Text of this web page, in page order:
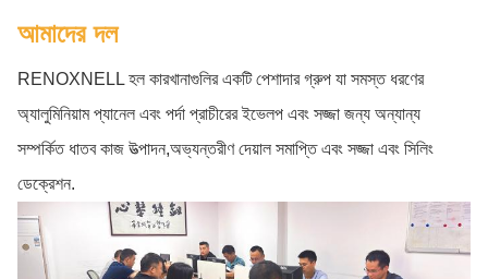
আমাদের দল
RENOXNELL হল কারখানাগুলির একটি পেশাদার গ্রুপ যা সমস্ত ধরণের
অ্যালুমিনিয়াম প্যানেল এবং পর্দা প্রাচীরের ইভেলপ এবং সজ্জা জন্য অন্যান্য
সম্পর্কিত ধাতব কাজ উত্পাদন,অভ্যন্তরীণ দেয়াল সমাপ্তি এবং সজ্জা এবং সিলিং
ডেক্রেশন.